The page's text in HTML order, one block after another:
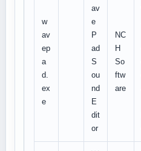
w
av
ep
a
d.
ex
e
av
e
P
ad
S
ou
nd
E
dit
or
NC
H
So
ftw
are